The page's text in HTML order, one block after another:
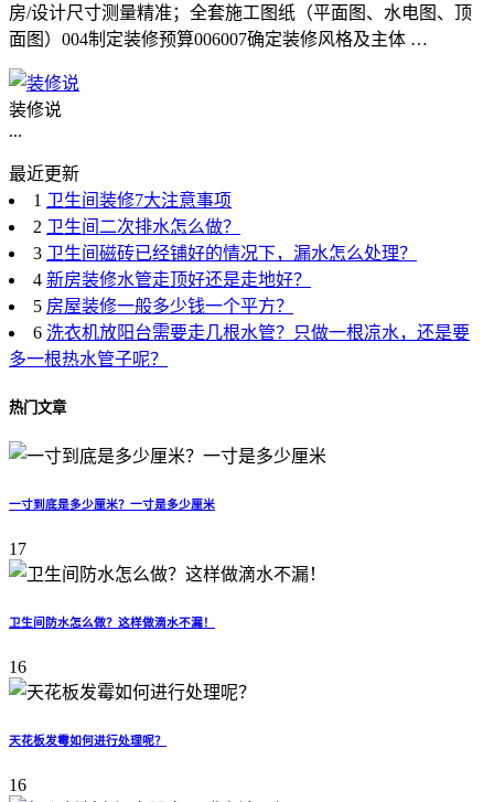
房/设计尺寸测量精准；全套施工图纸（平面图、水电图、顶
面图）004制定装修预算006007确定装修风格及主体 …
装修说
...
最近更新
1
卫生间装修7大注意事项
2
卫生间二次排水怎么做？
3
卫生间磁砖已经铺好的情况下，漏水怎么处理？
4 新房装修水管走顶好还是走地好？
5 房屋装修一般多少钱一个平方？
6 洗衣机放阳台需要走几根水管？只做一根凉水，还是要
多一根热水管子呢？
热门文章
一寸到底是多少厘米？一寸是多少厘米
17
卫生间防水怎么做？这样做滴水不漏！
16
天花板发霉如何进行处理呢？
16